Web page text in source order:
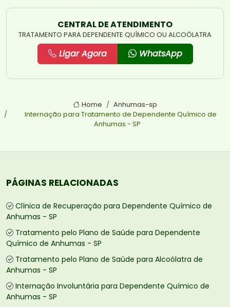
CENTRAL DE ATENDIMENTO
TRATAMENTO PARA DEPENDENTE QUÍMICO OU ALCOÓLATRA
Ligar Agora WhatsApp
Home
Anhumas-sp
Internação para Tratamento de Dependente Químico de
Anhumas - SP
PÁGINAS RELACIONADAS
Clínica de Recuperação para Dependente Químico de
Anhumas - SP
Tratamento pelo Plano de Saúde para Dependente
Químico de Anhumas - SP
Tratamento pelo Plano de Saúde para Alcoólatra de
Anhumas - SP
Internação Involuntária para Dependente Químico de
Anhumas - SP